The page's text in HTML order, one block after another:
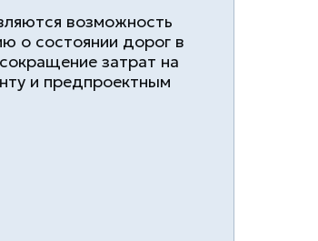
возможность
о состоянии дорог в
затрат на
и предпроектным